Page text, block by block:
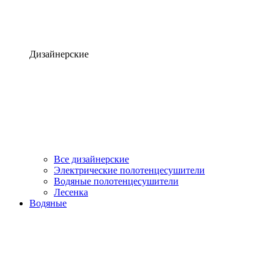
Дизайнерские
Все дизайнерские
Электрические полотенцесушители
Водяные полотенцесушители
Лесенка
Водяные